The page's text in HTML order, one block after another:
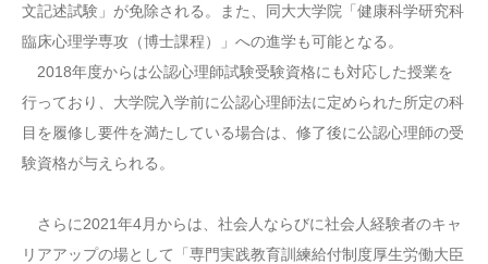
文記述試験」が免除される。また、同大大学院「健康科学研究科
臨床心理学専攻（博士課程）」への進学も可能となる。
2018年度からは公認心理師試験受験資格にも対応した授業を
行っており、大学院入学前に公認心理師法に定められた所定の科
目を履修し要件を満たしている場合は、修了後に公認心理師の受
験資格が与えられる。
さらに2021年4月からは、社会人ならびに社会人経験者のキャ
リアアップの場として「専門実践教育訓練給付制度厚生労働大臣